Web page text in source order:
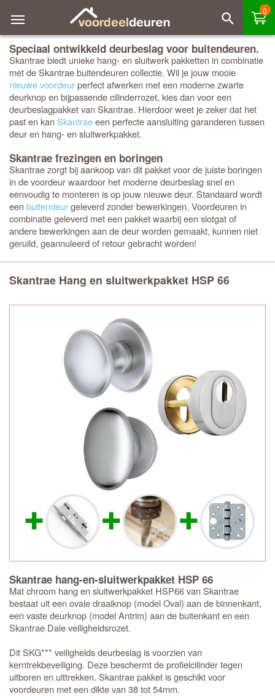
0
Speciaal ontwikkeld deurbeslag voor buitendeuren.
Skantrae biedt unieke hang- en sluitwerk pakketten in combinatie
met de Skantrae buitendeuren collectie. Wil je jouw mooie
nieuwe voordeurperfect afwerken met een moderne zwarte
deurknop en bijpassende cilinderrozet, kies dan voor een
deurbeslagpakket van Skantrae. Hierdoor weet je zeker dat het
past en kanSkantraeeen perfecte aansluiting garanderen tussen
deur en hang- en sluitwerkpakket.
Skantrae frezingen en boringen
Skantrae zorgt bij aankoop van dit pakket voor de juiste boringen
in de voordeur waardoor het moderne deurbeslag snel en
eenvoudig te monteren is op jouw nieuwe deur. Standaard wordt
eenbuitendeurgeleverd zonder bewerkingen. Voordeuren in
combinatie geleverd met een pakket waarbij een slotgat of
andere bewerkingen aan de deur worden gemaakt, kunnen niet
geruild, geannuleerd of retour gebracht worden!
Skantrae Hang en sluitwerkpakket HSP 66
Skantrae hang-en-sluitwerkpakket HSP 66
Mat chroom hang en sluitwerkpakket HSP66 van Skantrae
bestaat uit een ovale draaiknop (model Oval) aan de binnenkant,
een vaste deurknop (model Antrim) aan de buitenkant en een
Skantrae Dale veiligheidsrozet.
Dit SKG*** veiligheids deurbeslag is voorzien van
kerntrekbeveiliging. Deze beschermt de profielcilinder tegen
uitboren en uittrekken. Skantrae pakket is geschikt voor
voordeuren met een dikte van 38 tot 54mm.